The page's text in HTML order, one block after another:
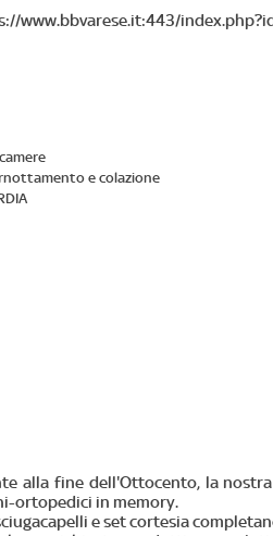
www.bbvarese.it:443/
e colazione
alla fine dell'Ottocento, la
ortopedici in memory.
e set cortesia